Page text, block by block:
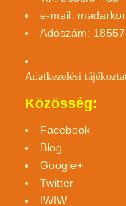
e-mail:
Adószám:
Adatkezelési
Közösség:
Facebook
Blog
Google+
Twitter
IWIW